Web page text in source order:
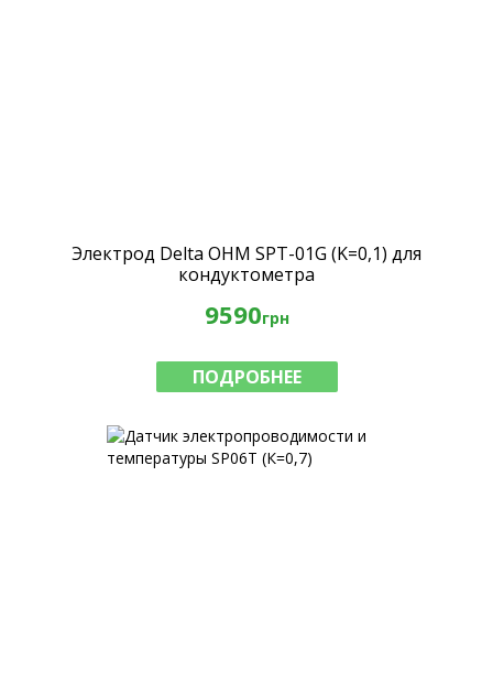
Электрод Delta OHM SPT-01G (K=0,1) для
кондуктометра
9590грн
ПОДРОБНЕЕ